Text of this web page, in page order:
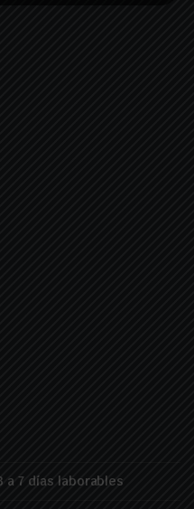
a 7 días laborables